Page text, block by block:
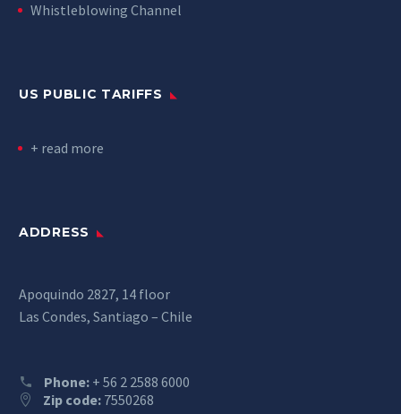
Whistleblowing Channel
US PUBLIC TARIFFS
+ read more
ADDRESS
Apoquindo 2827, 14 floor
Las Condes, Santiago – Chile
Phone: + 56 2 2588 6000
Zip code: 7550268